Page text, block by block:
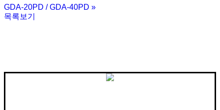
GDA-20PD / GDA-40PD »
목록보기